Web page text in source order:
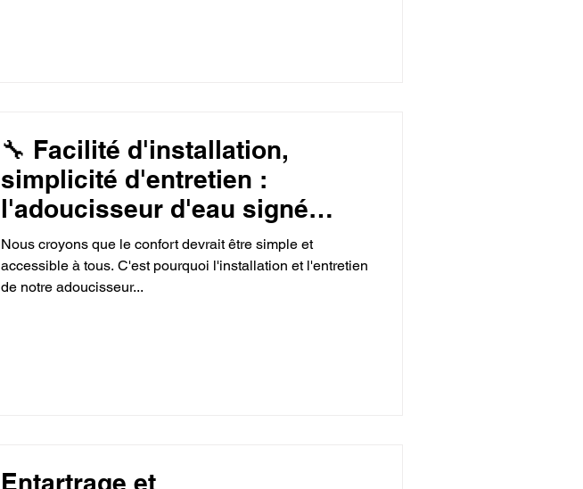
🔧 Facilité d'installation,
simplicité d'entretien :
l'adoucisseur d'eau signé
Davids ! 🔧
Nous croyons que le confort devrait être simple et
accessible à tous. C'est pourquoi l'installation et l'entretien
de notre adoucisseur...
Entartrage et